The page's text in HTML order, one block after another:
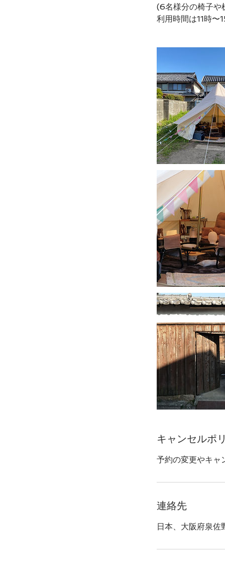
(6名様分の椅子
キャンセルポ
予約の変更やキャ
連絡先
日本、大阪府泉佐